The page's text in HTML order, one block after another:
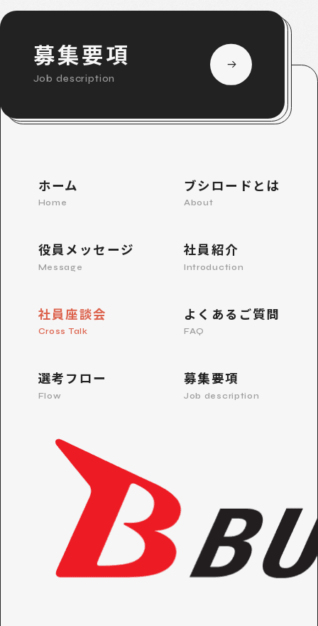
募集要項
Job description
ホーム
Home
ブシロードとは
About
役員メッセージ
Message
社員紹介
Introduction
社員座談会
Cross Talk
よくあるご質問
FAQ
選考フロー
Flow
募集要項
Job description